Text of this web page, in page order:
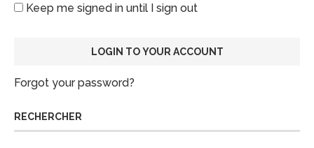
Keep me signed in until I sign out
Forgot your password?
RECHERCHER